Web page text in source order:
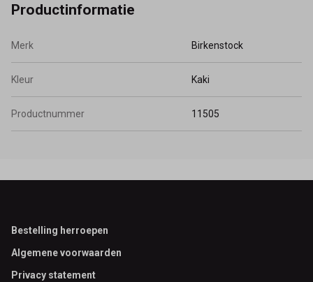
Productinformatie
Merk Birkenstock
Kleur Kaki
Productnummer 11505
Footer
Bestelling herroepen
Algemene voorwaarden
Privacy statement